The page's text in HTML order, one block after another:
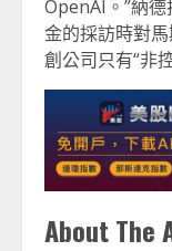
OpenAI。”納德
金的採訪時對
創公司只有“非
About The